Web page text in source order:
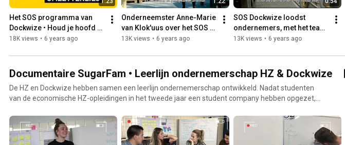
Het SOS programma van
Dockwize • Houd je hoofd
boven water als
de crisis.
18K views • 6 years ago
Onderneemster Anne-Marie
van Klok'uus over het SOS
programma van Dockwize •
13K views • 6 years ago
SOS Dockwize loodst
ondernemers, met het team
van experts, door de storm!
13K views • 6 years ago
Documentaire SugarFam • Leerlijn ondernemerschap HZ & Dockwize
De HZ en Dockwize hebben samen een leerlijn ondernemerschap ontwikkeld. Nadat studenten
van de economische HZ-opleidingen in het tweede jaar een student company hebben opgezet,
krijgen studenten de kans om een kickstart te geven aan een eigen onderneming. HZ-studenten
van (voormalig) student company SugarFam maakten hun ondernemersdromen waar en namen
deel aan de minor. Hun ervaringen zijn vastgelegd in een vierdelige serie. Wil jij als net SugarFam